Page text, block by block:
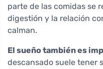
parte de las comidas se
digestión y la relación
calman.
El sueño también es
descansado suele tener